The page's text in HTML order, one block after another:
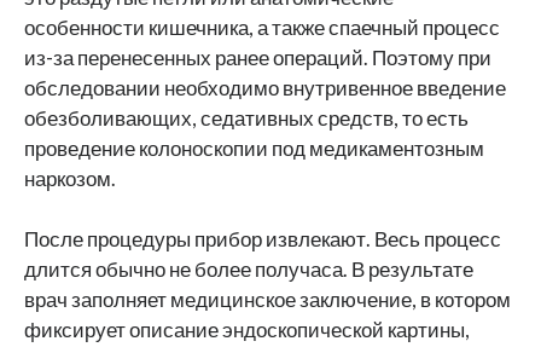
особенности кишечника, а также спаечный процесс
из-за перенесенных ранее операций. Поэтому при
обследовании необходимо внутривенное введение
обезболивающих, седативных средств, то есть
проведение колоноскопии под медикаментозным
наркозом.
После процедуры прибор извлекают. Весь процесс
длится обычно не более получаса. В результате
врач заполняет медицинское заключение, в котором
фиксирует описание эндоскопической картины,